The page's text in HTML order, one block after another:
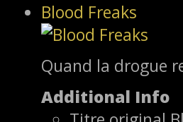
Blood Freaks
Quand la drogue
Additional Info